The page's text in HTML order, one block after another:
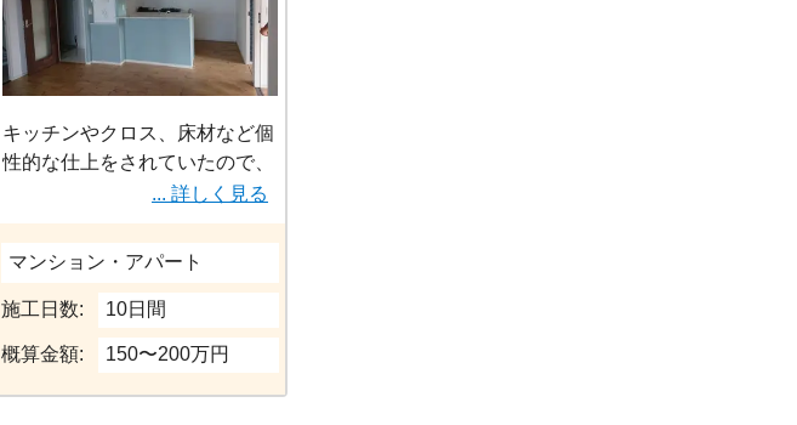
キッチンやクロス、床材など個
性的な仕上をされていたので、
お客様が好む落ち着いた色合い
の仕上げに変更する事をご提案
しました。
ただ、あまりコストはかけられ
ないので、まだ程度もよく高価
なキッチンの交換を行うことな
く塗装やクロスを一部施行し、
暗い印象を与える暗めのフロー
... 詳しく見る
マンション・アパート
施工日数: 10日間
概算金額: 150〜200万円